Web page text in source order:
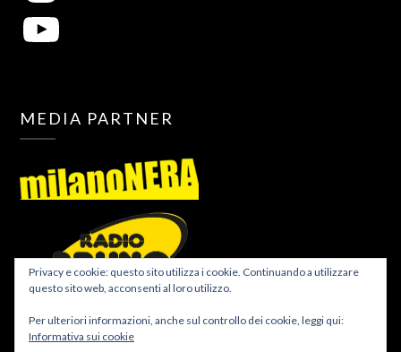
MEDIA PARTNER
Privacy e cookie: questo sito utilizza i cookie. Continuando a utilizzare
questo sito web, acconsenti al loro utilizzo.
Per ulteriori informazioni, anche sul controllo dei cookie, leggi qui:
Informativa sui cookie